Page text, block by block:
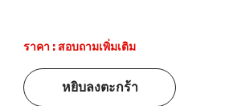
ราคา : สอบถามเพิ่มเติม
หยิบลงตะกร้า